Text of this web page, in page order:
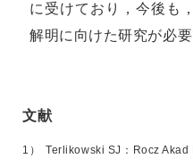
に受けており，今後も
解明に向けた研究が必要
文献
Terlikowski SJ：Rocz